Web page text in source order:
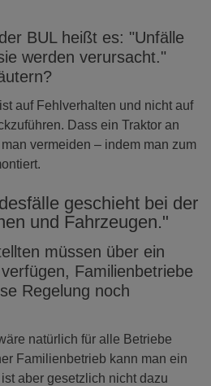
BUL heißt es: "Unfälle
werden verursacht."
auf Fehlverhalten und nicht auf
Dass ein Traktor an
vermeiden – indem man zum
geschieht bei der
und Fahrzeugen."
müssen über ein
Familienbetriebe
Regelung noch
natürlich für alle Betriebe
Familienbetrieb kann man ein
aber gesetzlich nicht dazu